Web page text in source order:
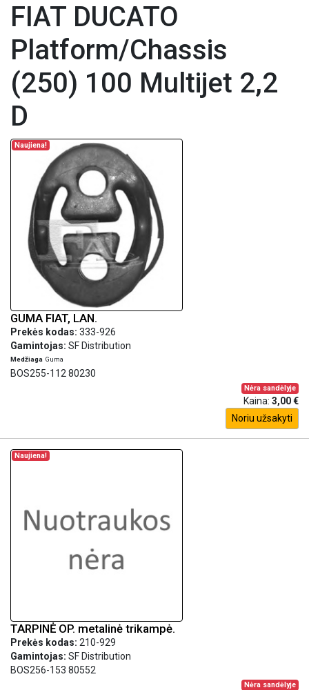
FIAT DUCATO
Platform/Chassis
(250) 100 Multijet 2,2
D
Naujiena!
GUMA FIAT, LAN.
Prekės kodas: 333-926
Gamintojas: SF Distribution
Medžiaga Guma
BOS255-112 80230
Nėra sandėlyje
Kaina: 3,00 €
Noriu užsakyti
Naujiena!
TARPINĖ OP. metalinė trikampė.
Prekės kodas: 210-929
Gamintojas: SF Distribution
BOS256-153 80552
Nėra sandėlyje